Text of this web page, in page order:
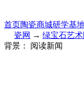
首页陶瓷商城研学基
瓷网 → 绿宝石艺
背景：
阅读新闻